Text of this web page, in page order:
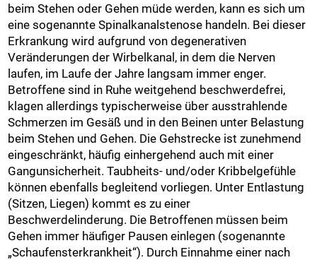
beim Stehen oder Gehen müde werden, kann es sich um
eine sogenannte Spinalkanalstenose handeln. Bei dieser
Erkrankung wird aufgrund von degenerativen
Veränderungen der Wirbelkanal, in dem die Nerven
laufen, im Laufe der Jahre langsam immer enger.
Betroffene sind in Ruhe weitgehend beschwerdefrei,
klagen allerdings typischerweise über ausstrahlende
Schmerzen im Gesäß und in den Beinen unter Belastung
beim Stehen und Gehen. Die Gehstrecke ist zunehmend
eingeschränkt, häufig einhergehend auch mit einer
Gangunsicherheit. Taubheits- und/oder Kribbelgefühle
können ebenfalls begleitend vorliegen. Unter Entlastung
(Sitzen, Liegen) kommt es zu einer
Beschwerdelinderung. Die Betroffenen müssen beim
Gehen immer häufiger Pausen einlegen (sogenannte
„Schaufensterkrankheit“). Durch Einnahme einer nach